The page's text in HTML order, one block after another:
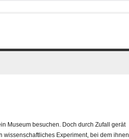
Museum besuchen. Doch durch Zufall gerät
wissenschaftliches Experiment, bei dem ihnen